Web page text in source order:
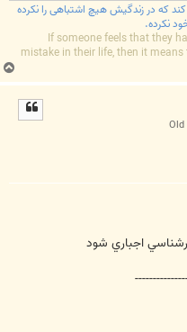
که در زندگیش هیچ اشتباهی را نکرده
نکرده.
If someone feels that they
mistake in their life, then it
ب
ا
اجباري شود